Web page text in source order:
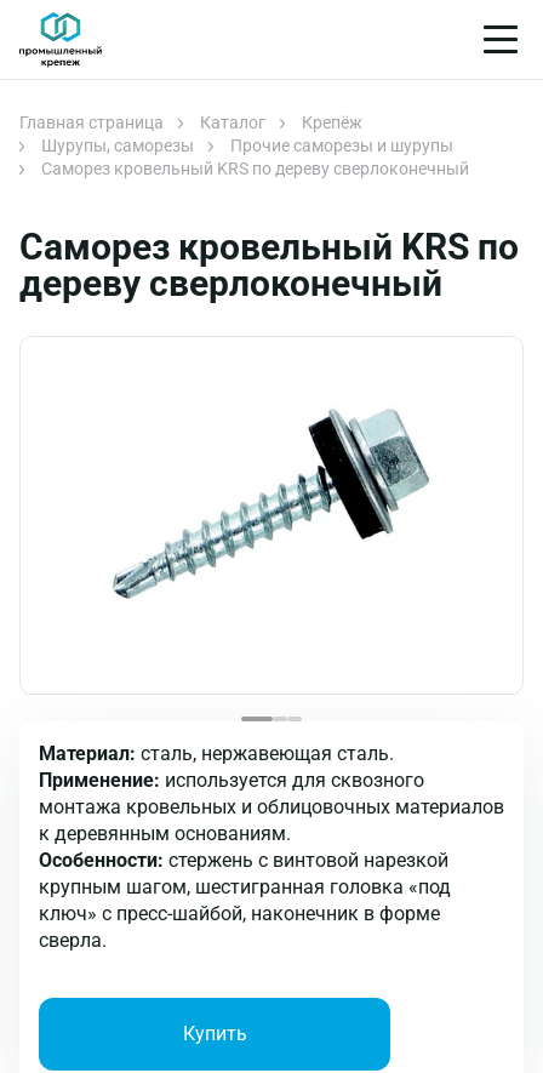
Главная страница Каталог
Крепёж
Шурупы, саморезы
Прочие саморезы и шурупы
Саморез кровельный KRS по дереву сверлоконечный
Саморез кровельный KRS по
дереву сверлоконечный
Материал: сталь, нержавеющая сталь.
Применение: используется для сквозного
монтажа кровельных и облицовочных материалов
к деревянным основаниям.
Особенности: стержень с винтовой нарезкой
крупным шагом, шестигранная головка «под
ключ» с пресс-шайбой, наконечник в форме
сверла.
Купить